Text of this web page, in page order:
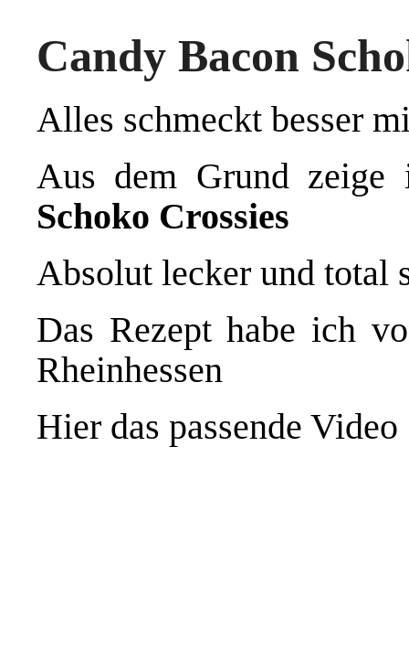
Candy Bacon
Alles schmeckt besser
Aus dem Grund
Schoko Crossies
Absolut lecker und total
Das Rezept habe ich
Rheinhessen
Hier das passende Video